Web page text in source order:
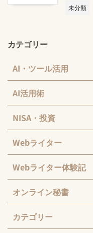
未分類
カテゴリー
AI・ツール活用
AI活用術
NISA・投資
Webライター
Webライター体験記
オンライン秘書
カテゴリー